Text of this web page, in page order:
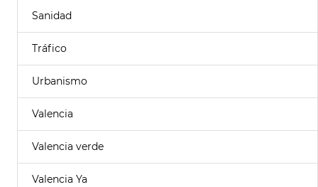
Sanidad
Tráfico
Urbanismo
Valencia
Valencia verde
Valencia Ya